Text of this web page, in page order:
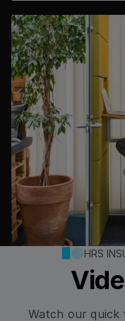
HRS
Watch our